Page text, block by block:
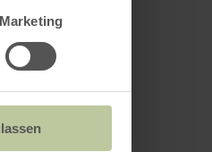
Marketing